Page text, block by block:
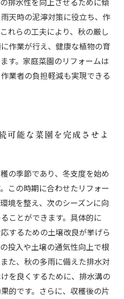
天時の泥濘対策に役立ち、作
れらの工夫により、秋の厳し
作業が行え、健康な植物の育
す。家庭菜園のリフォームは
業者の負担軽減も実現できる
可能な菜園を完成させよ
の季節であり、冬支度を始め
この時期に合わせたリフォー
境を整え、次のシーズンに向
ことができます。具体的に
するための土壌改良が挙げら
投入や土壌の通気性向上で根
た、秋の多雨に備えた排水対
を良くするために、排水溝の
的です。さらに、収穫後の片